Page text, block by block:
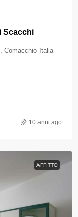
Scacchi
Comacchio Italia
10 anni ago
AFFITTO